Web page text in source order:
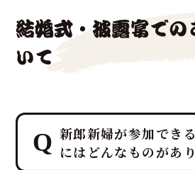
結婚式・披露宴での
いて
新郎新婦が参加でき
にはどんなものがあ